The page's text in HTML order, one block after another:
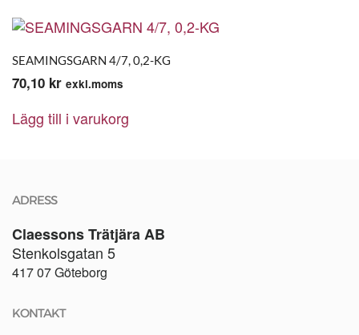
SEAMINGSGARN 4/7, 0,2-KG
70,10 kr exkl.moms
Lägg till i varukorg
ADRESS
Claessons Trätjära AB
Stenkolsgatan 5
417 07 Göteborg
KONTAKT